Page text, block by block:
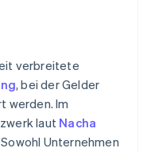
ACH-Lastschriften
ein
ein
zur
Software
verbreitete
, bei der Gelder
werden. Im
laut Nacha
Unternehmen